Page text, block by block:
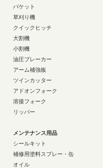
バケット
草刈り機
クイックヒッチ
大割機
小割機
油圧ブレーカー
アーム補強板
ツインカッター
アドオンフォーク
溶接フォーク
リッパー
メンテナンス用品
シールキット
補修用塗料スプレー・缶
オイル